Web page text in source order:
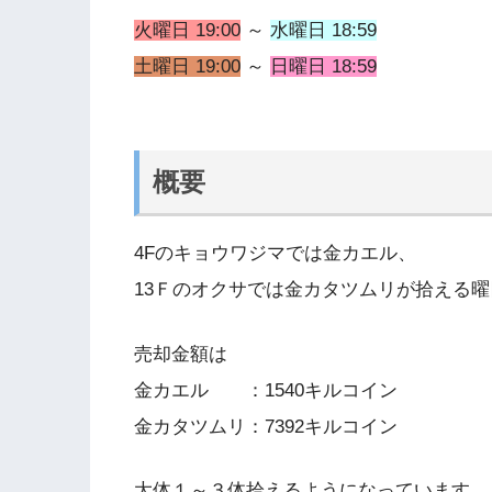
火曜日 19:00 ～ 水曜日 18:59
土曜日 19:00 ～ 日曜日 18:59
概要
4Fのキョウワジマでは金カエル、
13Ｆのオクサでは金カタツムリが拾える曜
売却金額は
金カエル ：1540キルコイン
金カタツムリ：7392キルコイン